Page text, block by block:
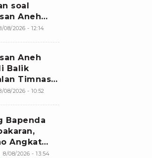
soal
Aneh
Timnas
Percuma
08/2026 - 12:14
Aneh
Balik
Timnas
Lolos
dan
Garuda
08/2026 - 10:52
Bapenda
Angkat
Nasib
8/08/2026 - 13:54